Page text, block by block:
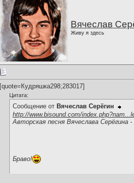
Вячеслав
Живу я здесь
[quote=Кудряшка298;283017]
Цитата:
Сообщение от Вячеслав Серёгин
http://www.bisound.com/
Авторская песня Вячеслава Серёгина
Браво!